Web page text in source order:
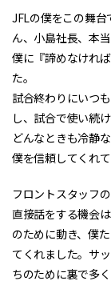
JFLの僕をこの舞
ん、小島社長、本
僕に『諦めなけれ
た。
試合終わりにいつ
し、試合で使い続
どんなときも冷静
僕を信頼してくれ
フロントスタッフ
直接話をする機会
のために動き、僕
てくれました。サ
ちのために裏で多